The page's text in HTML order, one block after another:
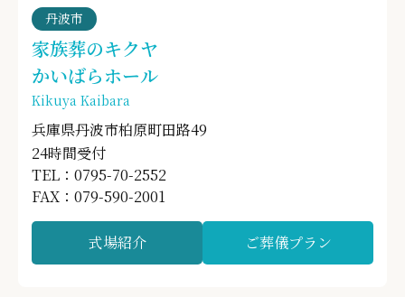
丹波市
家族葬のキクヤ
かいばらホール
Kikuya Kaibara
兵庫県丹波市柏原町田路49
24時間受付
TEL：0795-70-2552
FAX：079-590-2001
式場紹介 ご葬儀プラン